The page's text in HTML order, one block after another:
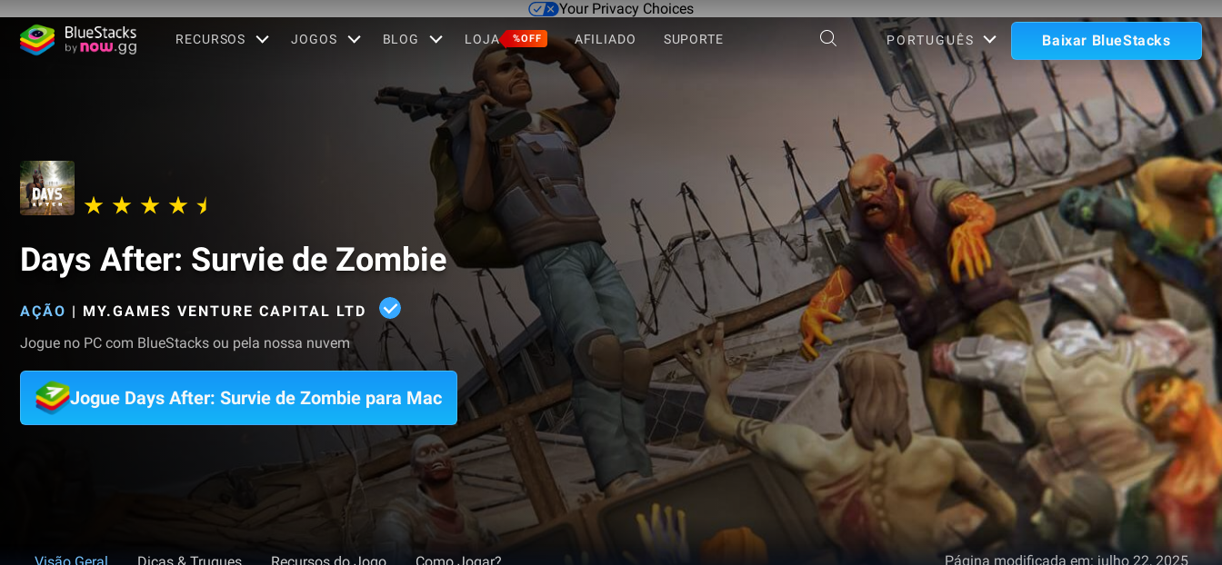
Your Privacy Choices
RECURSOS JOGOS BLOG LOJA %OFF AFILIADO SUPORTE PORTUGUÊS Baixar BlueStacks
Days After: Survie de Zombie
AÇÃO | MY.GAMES VENTURE CAPITAL LTD
Jogue no PC com BlueStacks ou pela nossa nuvem
Jogue Days After: Survie de Zombie para Mac
Página modificada em: julho 22, 2025